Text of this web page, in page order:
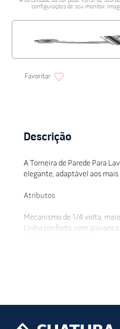
configurações de seu monitor.
Descrição
A Torneira de Parede Para
elegante, adaptável aos
Atributos
Mecanismo de 1/4 volta,
Linha conforto, com
Comprimento: 296mm